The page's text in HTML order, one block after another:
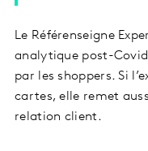
Le Référenseigne
analytique post-
par les shoppers. Si
cartes, elle remet
relation client.